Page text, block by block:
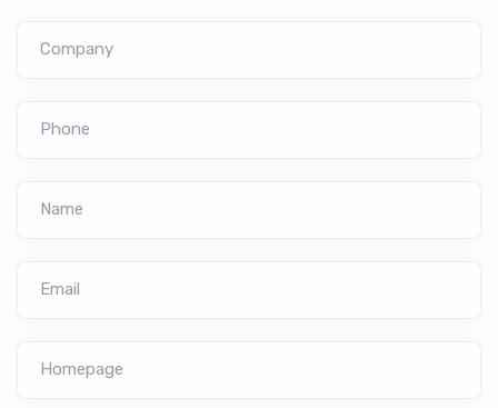
Company
Phone
Name
Email
Homepage